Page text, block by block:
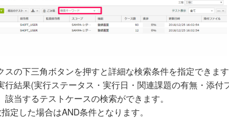
スの下三角ボタンを押すと詳細な検索条件を指定できま
行結果(実行ステータス・実行日・関連課題の有無・添付
該当するテストケースの検索ができます。
定した場合はAND条件となります。